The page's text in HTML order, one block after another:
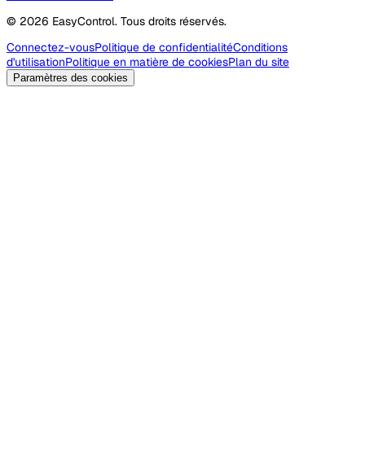
© 2026 EasyControl. Tous droits réservés.
Connectez-vousPolitique de confidentialitéConditions
d'utilisationPolitique en matière de cookiesPlan du site
Paramètres des cookies